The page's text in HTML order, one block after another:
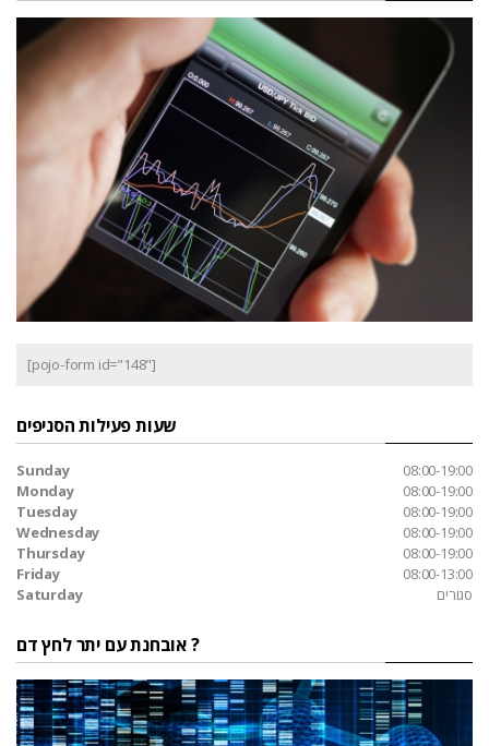
[pojo-form id="148"]
שעות פעילות הסניפים
Sunday
08:00-19:00
Monday
08:00-19:00
Tuesday
08:00-19:00
Wednesday
08:00-19:00
Thursday
08:00-19:00
Friday
08:00-13:00
Saturday
סגורים
אובחנת עם יתר לחץ דם ?